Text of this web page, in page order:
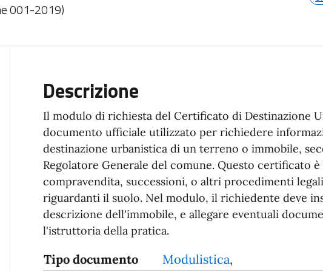
001-2019)
Descrizione
Il modulo di richiesta del Certificato di Destinazione
documento ufficiale utilizzato per richiedere
destinazione urbanistica di un terreno o immobile,
Regolatore Generale del comune. Questo certificato
compravendita, successioni, o altri procedimenti
riguardanti il suolo. Nel modulo, il richiedente deve
descrizione dell'immobile, e allegare eventuali
l'istruttoria della pratica.
Tipo documento Modulistica,